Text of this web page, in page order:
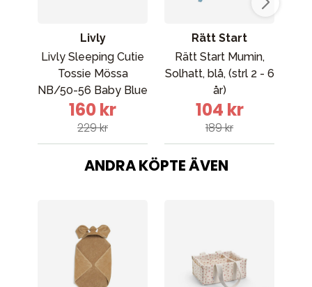
Livly
Livly Sleeping Cutie
Tossie Mössa
NB/50-56 Baby Blue
160 kr
229 kr
Rätt Start
Rätt Start Mumin,
Solhatt, blå, (strl 2 - 6
år)
104 kr
189 kr
ANDRA KÖPTE ÄVEN